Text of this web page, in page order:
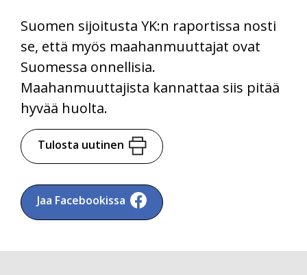
Suomen sijoitusta YK:n raportissa nosti
se, että myös maahanmuuttajat ovat
Suomessa onnellisia.
Maahanmuuttajista kannattaa siis pitää
hyvää huolta.
Tulosta uutinen
Jaa Facebookissa